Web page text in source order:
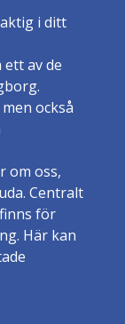
i ditt
ett av de
också
om oss,
Centralt
för
Här kan